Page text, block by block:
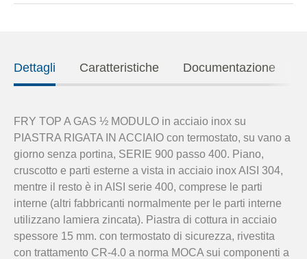
Dettagli Caratteristiche Documentazione
FRY TOP A GAS ½ MODULO in acciaio inox su
PIASTRA RIGATA IN ACCIAIO con termostato, su vano a
giorno senza portina, SERIE 900 passo 400. Piano,
cruscotto e parti esterne a vista in acciaio inox AISI 304,
mentre il resto è in AISI serie 400, comprese le parti
interne (altri fabbricanti normalmente per le parti interne
utilizzano lamiera zincata). Piastra di cottura in acciaio
spessore 15 mm. con termostato di sicurezza, rivestita
con trattamento CR-4.0 a norma MOCA sui componenti a